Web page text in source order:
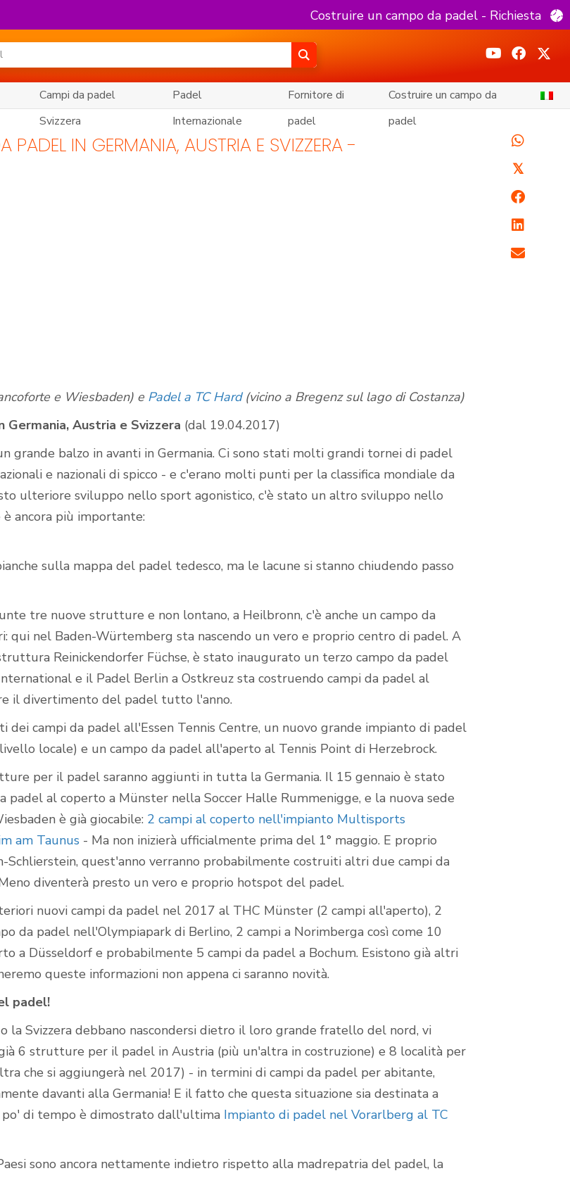
Costruire un campo da padel - Richiesta
Campi da padel
Svizzera
Padel
Internazionale
Fornitore di
padel
Costruire un campo da
padel
PADEL IN GERMANIA, AUSTRIA E SVIZZERA -
e Wiesbaden) e Padel a TC Hard(vicino a Bregenz sul lago di Costanza)
Germania, Austria e Svizzera (dal 19.04.2017)
grande balzo in avanti in Germania. Ci sono stati molti grandi tornei di padel
e nazionali di spicco - e c'erano molti punti per la classifica mondiale da
ulteriore sviluppo nello sport agonistico, c'è stato un altro sviluppo nello
ancora più importante:
sulla mappa del padel tedesco, ma le lacune si stanno chiudendo passo
tre nuove strutture e non lontano, a Heilbronn, c'è anche un campo da
qui nel Baden-Würtemberg sta nascendo un vero e proprio centro di padel. A
Reinickendorfer Füchse, è stato inaugurato un terzo campo da padel
e il Padel Berlin a Ostkreuz sta costruendo campi da padel al
il divertimento del padel tutto l'anno.
dei campi da padel all'Essen Tennis Centre, un nuovo grande impianto di padel
locale) e un campo da padel all'aperto al Tennis Point di Herzebrock.
per il padel saranno aggiunti in tutta la Germania. Il 15 gennaio è stato
padel al coperto a Münster nella Soccer Halle Rummenigge, e la nuova sede
è già giocabile: 2 campi al coperto nell'impianto Multisports
am Taunus - Ma non inizierà ufficialmente prima del 1° maggio. E proprio
Schlierstein, quest'anno verranno probabilmente costruiti altri due campi da
diventerà presto un vero e proprio hotspot del padel.
nuovi campi da padel nel 2017 al THC Münster (2 campi all'aperto), 2
da padel nell'Olympiapark di Berlino, 2 campi a Norimberga così come 10
a Düsseldorf e probabilmente 5 campi da padel a Bochum. Esistono già altri
queste informazioni non appena ci saranno novità.
padel!
la Svizzera debbano nascondersi dietro il loro grande fratello del nord, vi
6 strutture per il padel in Austria (più un'altra in costruzione) e 8 località per
che si aggiungerà nel 2017) - in termini di campi da padel per abitante,
davanti alla Germania! E il fatto che questa situazione sia destinata a
po' di tempo è dimostrato dall'ultima Impianto di padel nel Vorarlberg al TC
sono ancora nettamente indietro rispetto alla madrepatria del padel, la
𝕏